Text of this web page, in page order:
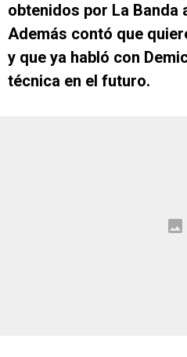
obtenidos por La Banda
Además contó que
y que ya habló con
técnica en el futuro.